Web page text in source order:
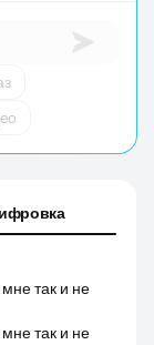
так и не
так и не